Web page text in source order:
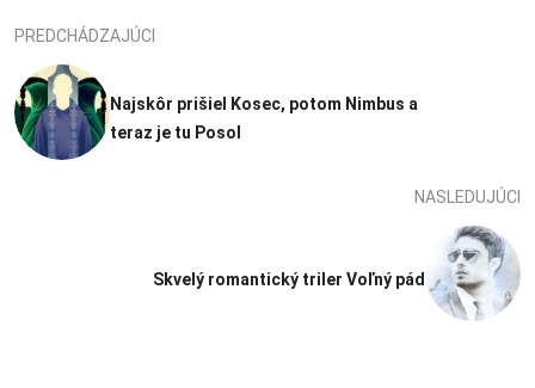
PREDCHÁDZAJÚCI
Najskôr prišiel Kosec, potom Nimbus a
teraz je tu Posol
NASLEDUJÚCI
Skvelý romantický triler Voľný pád